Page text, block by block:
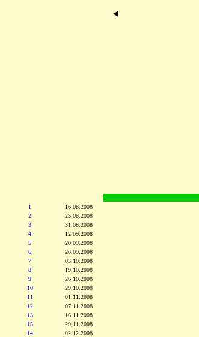
1
16.08.2008
2
23.08.2008
3
31.08.2008
4
12.09.2008
5
20.09.2008
6
26.09.2008
7
03.10.2008
8
19.10.2008
9
26.10.2008
10
29.10.2008
11
01.11.2008
12
07.11.2008
13
16.11.2008
15
29.11.2008
14
02.12.2008